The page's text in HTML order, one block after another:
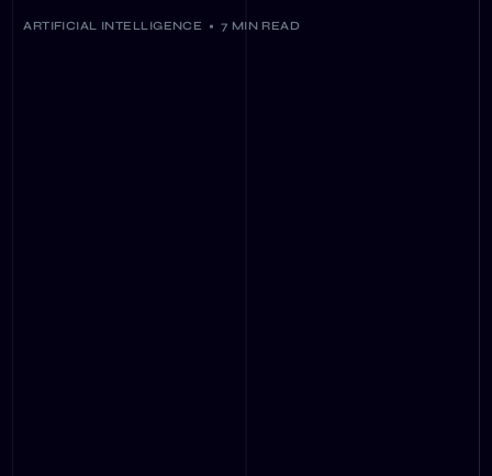
ARTIFICIAL INTELLIGENCE 7 MIN READ